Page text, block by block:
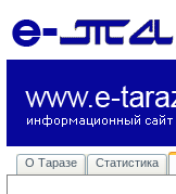
О Таразе Статистика